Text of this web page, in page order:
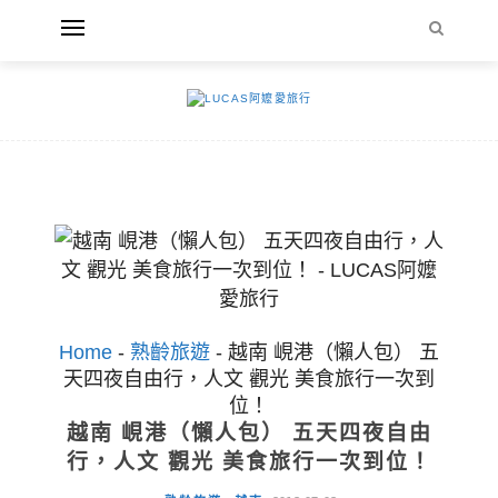
Home - 熟齡旅遊 - 越南 峴港（懶人包） 五
天四夜自由行，人文 觀光 美食旅行一次到
位！
越南 峴港（懶人包） 五天四夜自由
行，人文 觀光 美食旅行一次到位！